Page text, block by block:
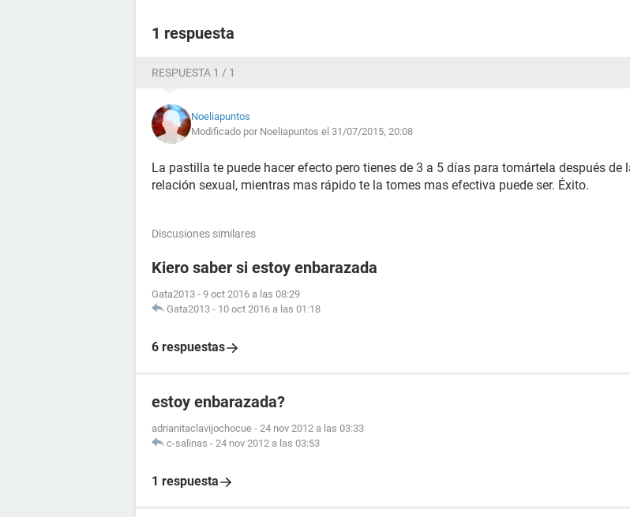
1 respuesta
RESPUESTA 1 / 1
Noeliapuntos
Modificado por Noeliapuntos el 31/07/2015, 20:08
La pastilla te puede hacer efecto pero tienes de 3 a 5 días para tomártela después de
relación sexual, mientras mas rápido te la tomes mas efectiva puede ser. Éxito.
Discusiones similares
Kiero saber si estoy enbarazada
Gata2013 - 9 oct 2016 a las 08:29
Gata2013 - 10 oct 2016 a las 01:18
6 respuestas
estoy enbarazada?
adrianitaclavijochocue - 24 nov 2012 a las 03:33
c-salinas - 24 nov 2012 a las 03:53
1 respuesta